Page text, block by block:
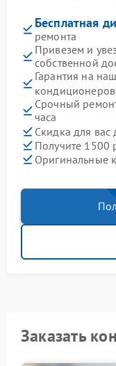
Бесплатная
ремонта
Привезем и
собственной
Гарантия на
Срочный
часа
Скидка для вас
Получите 1500
Оригинальные
Заказать